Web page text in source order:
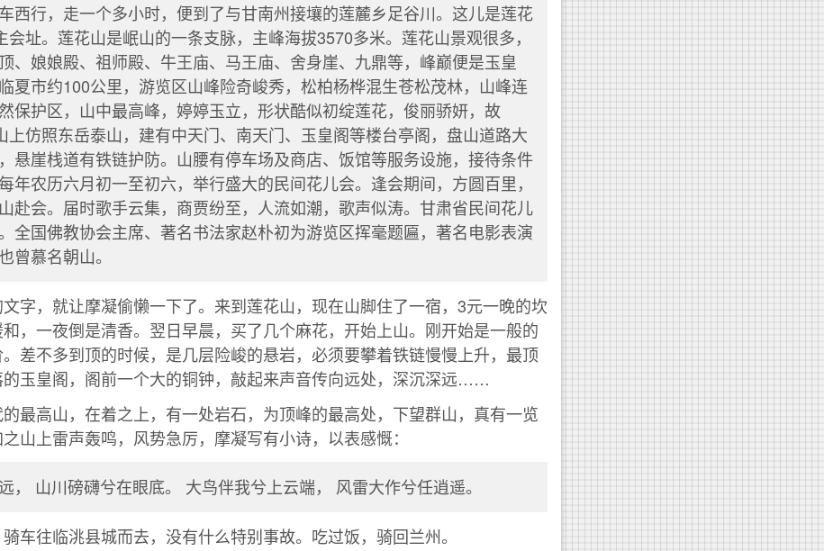
西行，走一个多小时，便到了与甘南州接壤的莲麓乡足谷川。这儿是莲花
会址。莲花山是岷山的一条支脉，主峰海拔3570多米。莲花山景观很多，
、娘娘殿、祖师殿、牛王庙、马王庙、舍身崖、九鼎等，峰巅便是玉皇
夏市约100公里，游览区山峰险奇峻秀，松柏杨桦混生苍松茂林，山峰连
保护区，山中最高峰，婷婷玉立，形状酷似初绽莲花，俊丽骄妍，故
上仿照东岳泰山，建有中天门、南天门、玉皇阁等楼台亭阁，盘山道路大
悬崖栈道有铁链护防。山腰有停车场及商店、饭馆等服务设施，接待条件
年农历六月初一至初六，举行盛大的民间花儿会。逢会期间，方圆百里，
赴会。届时歌手云集，商贾纷至，人流如潮，歌声似涛。甘肃省民间花儿
全国佛教协会主席、著名书法家赵朴初为游览区挥毫题匾，著名电影表演
曾慕名朝山。
字，就让摩凝偷懒一下了。来到莲花山，现在山脚住了一宿，3元一晚的坎
，一夜倒是清香。翌日早晨，买了几个麻花，开始上山。刚开始是一般的
差不多到顶的时候，是几层险峻的悬岩，必须要攀着铁链慢慢上升，最顶
的玉皇阁，阁前一个大的铜钟，敲起来声音传向远处，深沉深远……
最高山，在着之上，有一处岩石，为顶峰的最高处，下望群山，真有一览
山上雷声轰鸣，风势急厉，摩凝写有小诗，以表感慨：
， 山川磅礴兮在眼底。 大鸟伴我兮上云端， 风雷大作兮任逍遥。
车往临洮县城而去，没有什么特别事故。吃过饭，骑回兰州。